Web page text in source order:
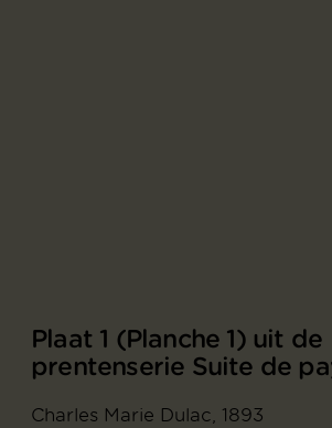
Plaat 1 (Planche 1) uit de
prentenserie Suite de
Charles Marie Dulac, 1893